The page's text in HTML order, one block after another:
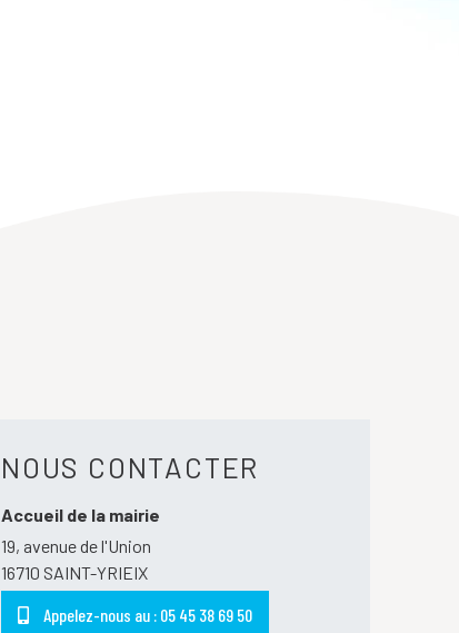
NOUS CONTACTER
Accueil de la mairie
19, avenue de l'Union
16710 SAINT-YRIEIX
Appelez-nous au : 05 45 38 69 50